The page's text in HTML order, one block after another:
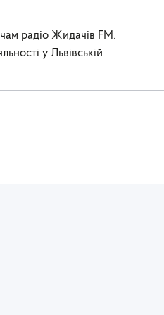
радіо Жидачів FM.
у Львівській